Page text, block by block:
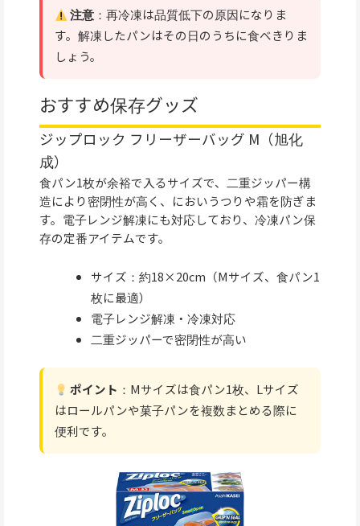
注意 ：再冷凍は品質低下の原因になりま
す。解凍したパンはその日のうちに食べきりま
しょう。
おすすめ保存グッズ
ジップロック フリーザーバッグ M（旭化
成）
食パン1枚が余裕で入るサイズで、二重ジッパー構
造により密閉性が高く、においうつりや霜を防ぎま
す。電子レンジ解凍にも対応しており、冷凍パン保
存の定番アイテムです。
サイズ：約18×20cm（Mサイズ、食パン1
枚に最適）
電子レンジ解凍・冷凍対応
二重ジッパーで密閉性が高い
ポイント ：Mサイズは食パン1枚、Lサイズ
はロールパンや菓子パンを複数まとめる際に
便利です。